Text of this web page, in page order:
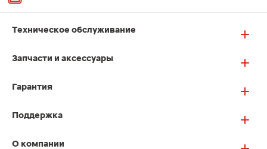
Техническое обслуживание
Запчасти и аксессуары
Гарантия
Поддержка
О компании